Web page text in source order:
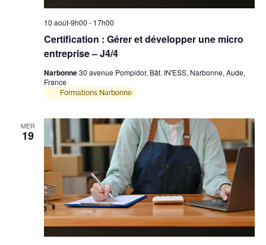
Certification : Gérer et développer une micro
entreprise – J4/4
10 août-9h00 - 17h00
Narbonne30 avenue Pompidor, Bât. IN'ESS, Narbonne, Aude,
France
Formations Narbonne
MER
19